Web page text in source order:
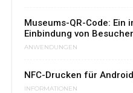
Museums-QR-Code: Ein
Einbindung von
ANWENDUNGEN
NFC-Drucken für
INFORMATIONEN